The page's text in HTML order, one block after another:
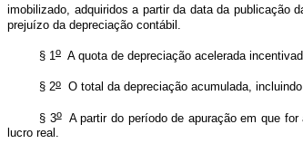
imobilizado, adquiridos a partir da data da publicação
prejuízo da depreciação contábil.
§ 1o A quota de depreciação acelerada
§ 2o O total da depreciação acumulada,
§ 3oA partir do período de apuração em que
lucro real.